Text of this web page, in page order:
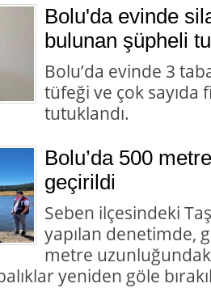
Bolu'da evinde
bulunan şüpheli
Bolu’da evinde 3
tüfeği ve çok
tutuklandı.
Bolu’da 500
geçirildi
Seben ilçesindeki
yapılan denetimde,
metre
yeniden göle